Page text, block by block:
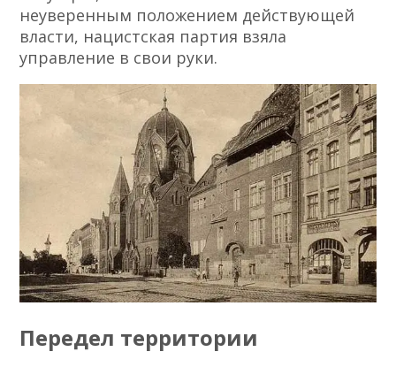
неуверенным положением действующей
власти, нацистская партия взяла
управление в свои руки.
Передел территории